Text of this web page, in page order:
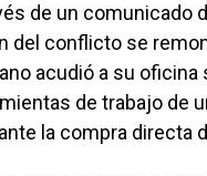
de un comunicado
del conflicto se
acudió a su
de trabajo de
la compra directa